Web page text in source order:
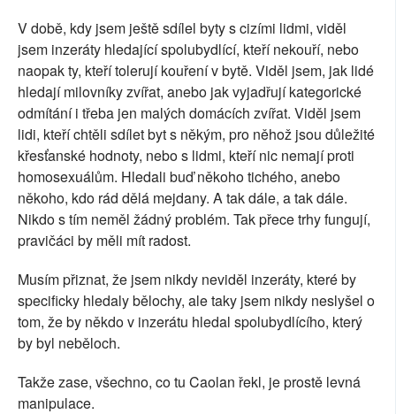
V době, kdy jsem ještě sdílel byty s cizími lidmi, viděl
jsem inzeráty hledající spolubydlící, kteří nekouří, nebo
naopak ty, kteří tolerují kouření v bytě. Viděl jsem, jak lidé
hledají milovníky zvířat, anebo jak vyjadřují kategorické
odmítání i třeba jen malých domácích zvířat. Viděl jsem
lidi, kteří chtěli sdílet byt s někým, pro něhož jsou důležité
křesťanské hodnoty, nebo s lidmi, kteří nic nemají proti
homosexuálům. Hledali buď někoho tichého, anebo
někoho, kdo rád dělá mejdany. A tak dále, a tak dále.
Nikdo s tím neměl žádný problém. Tak přece trhy fungují,
pravičáci by měli mít radost.
Musím přiznat, že jsem nikdy neviděl inzeráty, které by
specificky hledaly bělochy, ale taky jsem nikdy neslyšel o
tom, že by někdo v inzerátu hledal spolubydlícího, který
by byl neběloch.
Takže zase, všechno, co tu Caolan řekl, je prostě levná
manipulace.